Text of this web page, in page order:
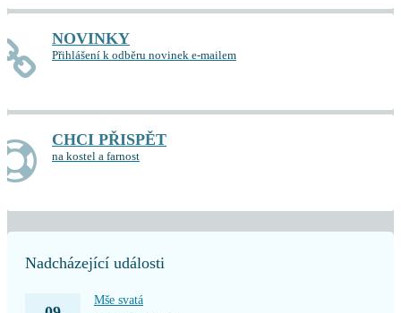
NOVINKY
Přihlášení k odběru novinek e-mailem
CHCI PŘISPĚT
na kostel a farnost
Nadcházející události
Mše svatá